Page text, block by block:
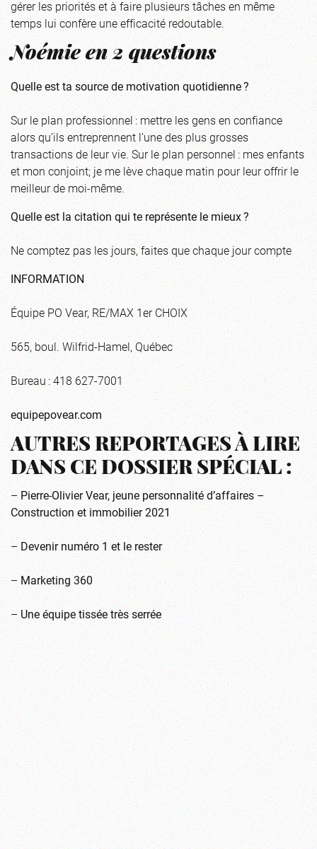
gérer les priorités et à faire plusieurs tâches en même
temps lui confère une efficacité redoutable.
Noémie en 2 questions
Quelle est ta source de motivation quotidienne ?
Sur le plan professionnel : mettre les gens en confiance
alors qu’ils entreprennent l’une des plus grosses
transactions de leur vie. Sur le plan personnel : mes enfants
et mon conjoint; je me lève chaque matin pour leur offrir le
meilleur de moi-même.
Quelle est la citation qui te représente le mieux ?
Ne comptez pas les jours, faites que chaque jour compte
INFORMATION
Équipe PO Vear, RE/MAX 1er CHOIX
565, boul. Wilfrid-Hamel, Québec
Bureau : 418 627-7001
equipepovear.com
AUTRES REPORTAGES À LIRE
DANS CE DOSSIER SPÉCIAL :
–Pierre-Olivier Vear, jeune personnalité d’affaires –
Construction et immobilier 2021
–Devenir numéro 1 et le rester
–Marketing 360
–Une équipe tissée très serrée